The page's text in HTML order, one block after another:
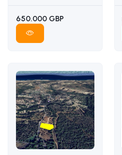
650.000 GBP